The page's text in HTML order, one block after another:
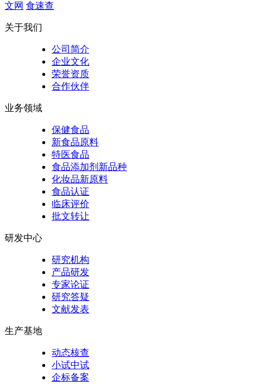
文网 食速查
关于我们
公司简介
企业文化
荣誉资质
合作伙伴
业务领域
保健食品
新食品原料
特医食品
食品添加剂新品种
化妆品新原料
食品认证
临床评价
批文转让
研发中心
研究机构
产品研发
专家论证
研究答疑
文献发表
生产基地
动态核查
小试中试
企标备案